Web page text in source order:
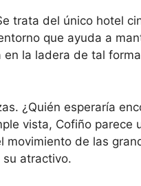
trata del único hotel
que ayuda a
la ladera de tal
¿Quién esperaría
vista, Cofiño parece
de las
atractivo.